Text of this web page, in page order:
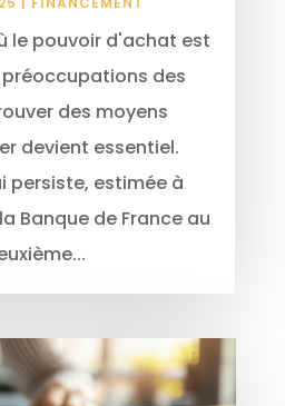
le pouvoir d'achat est
des
des moyens
devient essentiel.
persiste, estimée à
Banque de France au